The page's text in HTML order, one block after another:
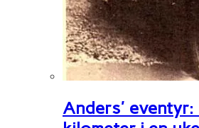
Anders' eventyr: